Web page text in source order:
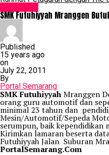
SMK Futuhiyyah Mranggen
Published
15 years ago
on
July 22, 2011
By
Portal Semarang
SMK FutuhiyyahMranggen
orang guru automotif dan
minimal 23 tahun dan
Mesin/Automotif/Sepeda
serumpun, baik kependidikan
Kirimkan lamaran beserta
Futuhiyyah Jalan Suburan
PortalSemarang.Com